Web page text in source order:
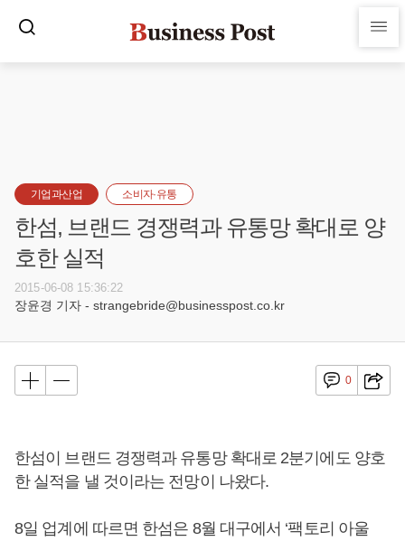
기업과산업 소비자·유통
한섬, 브랜드 경쟁력과 유통망 확대로 양
호한 실적
2015-06-08 15:36:22
장윤경 기자 - strangebride@businesspost.co.kr
0
한섬이 브랜드 경쟁력과 유통망 확대로 2분기에도 양호
한 실적을 낼 것이라는 전망이 나왔다.
8일 업계에 따르면 한섬은 8월 대구에서 ‘팩토리 아울